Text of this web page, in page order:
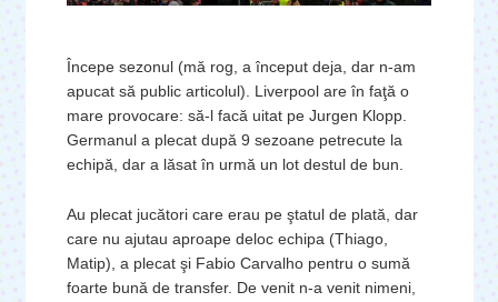
Începe sezonul (mă rog, a început deja, dar n-am
apucat să public articolul). Liverpool are în faţă o
mare provocare: să-l facă uitat pe Jurgen Klopp.
Germanul a plecat după 9 sezoane petrecute la
echipă, dar a lăsat în urmă un lot destul de bun.
Au plecat jucători care erau pe ştatul de plată, dar
care nu ajutau aproape deloc echipa (Thiago,
Matip), a plecat şi Fabio Carvalho pentru o sumă
foarte bună de transfer. De venit n-a venit nimeni,